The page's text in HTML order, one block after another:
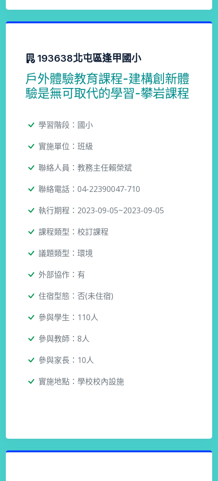
193638北屯區逢甲國小
戶外體驗教育課程-建構創新體
驗是無可取代的學習-攀岩課程
學習階段：國小
實施單位：班級
聯絡人員：教務主任賴榮斌
聯絡電話：04-22390047-710
執行期程：2023-09-05~2023-09-05
課程類型：校訂課程
議題類型：環境
外部協作：有
住宿型態：否(未住宿)
參與學生：110人
參與教師：8人
參與家長：10人
實施地點：學校校內設施